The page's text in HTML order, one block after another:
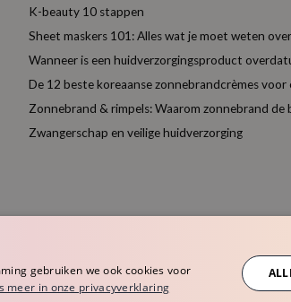
K-beauty 10 stappen
Sheet maskers 101: Alles wat je moet weten
Wanneer is een huidverzorgingsproduct
De 12 beste koreaanse zonnebrandcrèmes
Zonnebrand & rimpels: Waarom zonnebrand de
Zwangerschap en veilige huidverzorging
gebruiken we ook cookies voor
meer in onze privacyverklaring